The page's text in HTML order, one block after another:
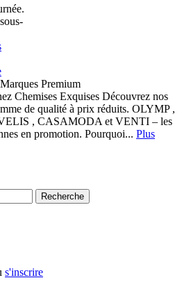
Premium
Chemises Exquises Découvrez nos
de qualité à prix réduits. OLYMP ,
, CASAMODA et VENTI – les
en promotion. Pourquoi... Plus
Recherche
s'inscrire